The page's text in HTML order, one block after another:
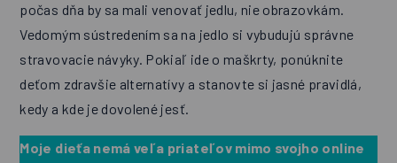
počas dňa by sa mali venovať jedlu, nie obrazovkám.
Vedomým sústredením sa na jedlo si vybudujú správne
stravovacie návyky. Pokiaľ ide o maškrty, ponúknite
deťom zdravšie alternatívy a stanovte si jasné pravidlá,
kedy a kde je dovolené jesť.
Moje dieťa nemá veľa priateľov mimo svojho online